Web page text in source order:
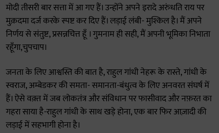
मोदी तीसरी बार सत्ता में आ गए हैं। उन्होंने अपने इरादे अरुंधति राय पर
मुक़दमा दर्ज करके स्पष्ट कर दिए हैं। लड़ाई लंबी- मुश्किल है। मैं अपने
निर्णय से संतुष्ट, प्रसन्नचित्त हूँ । गुमनाम ही सही, मैं अपनी भूमिका निभाता
रहूँगा,चुपचाप।
जनता के लिए आश्वस्ति की बात है, राहुल गांधी नेहरू के रास्ते, गांधी के
स्वराज, अम्बेडकर की समता- समानता-बंधुत्व के लिए अनवरत संघर्ष में
हैं। ऐसे वक़्त में जब लोकतंत्र और संविधान पर फासीवाद और नफ़रत का
गहरा साया है-राहुल गांधी के साथ खड़े होना, एक बार फिर आज़ादी की
लड़ाई में सहभागी होना है।